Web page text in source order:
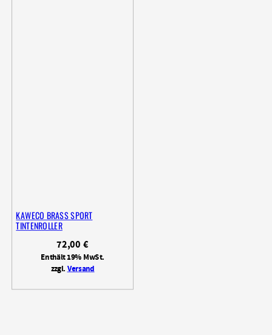
KAWECO BRASS SPORT
TINTENROLLER
72,00€
Enthält 19% MwSt.
zzgl.Versand